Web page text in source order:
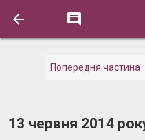
 
Попередня частина
13 червня 2014